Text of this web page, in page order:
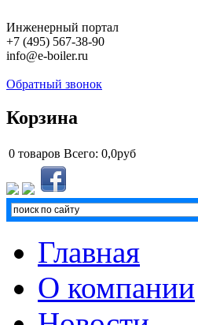
Инженерный портал
+7 (495) 567-38-90
info@e-boiler.ru
Обратный звонок
Корзина
0 товаров Всего: 0,0руб
Главная
О компании